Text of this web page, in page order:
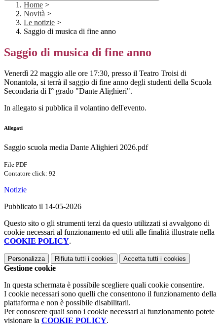
Home >
Novità >
Le notizie >
Saggio di musica di fine anno
Saggio di musica di fine anno
Venerdì 22 maggio alle ore 17:30, presso il Teatro Troisi di
Nonantola, si terrà il saggio di fine anno degli studenti della Scuola
Secondaria di I° grado "Dante Alighieri".
In allegato si pubblica il volantino dell'evento.
Allegati
Saggio scuola media Dante Alighieri 2026.pdf
File PDF
Contatore click: 92
Notizie
Pubblicato il 14-05-2026
Questo sito o gli strumenti terzi da questo utilizzati si avvalgono di
cookie necessari al funzionamento ed utili alle finalità illustrate nella
COOKIE POLICY.
Personalizza Rifiuta tutti i cookies Accetta tutti i cookies
Gestione cookie
In questa schermata è possibile scegliere quali cookie consentire.
I cookie necessari sono quelli che consentono il funzionamento della
piattaforma e non è possibile disabilitarli.
Per conoscere quali sono i cookie necessari al funzionamento potete
visionare la COOKIE POLICY.